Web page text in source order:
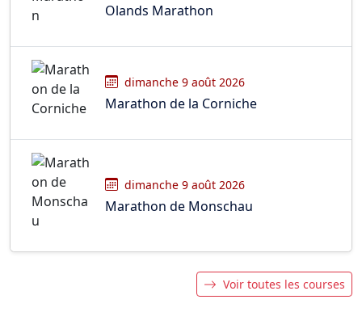
Olands Marathon
dimanche 9 août 2026
Marathon de la Corniche
dimanche 9 août 2026
Marathon de Monschau
Voir toutes les courses